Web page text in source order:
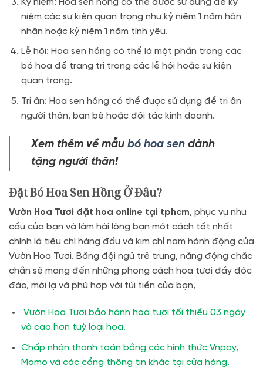
niệm các sự kiện quan trọng như kỷ niệm 1 năm hôn
nhân hoặc kỷ niệm 1 năm tình yêu.
Lễ hội: Hoa sen hồng có thể là một phần trong các
bó hoa để trang trí trong các lễ hội hoặc sự kiện
quan trọng.
Tri ân: Hoa sen hồng có thể được sử dụng để tri ân
người thân, bạn bè hoặc đối tác kinh doanh.
Xem thêm về mẫu bó hoa sen dành
tặng người thân!
Đặt Bó Hoa Sen Hồng Ở Đâu?
Vườn Hoa Tươi đặt hoa online tại tphcm, phục vụ nhu
cầu của bạn và làm hài lòng bạn một cách tốt nhất
chính là tiêu chí hàng đầu và kim chỉ nam hành động của
Vườn Hoa Tươi. Bằng đội ngủ trẻ trung, năng động chắc
chắn sẽ mang đến những phong cách hoa tươi đầy độc
đáo, mới lạ và phù hợp với túi tiền của bạn,
Vườn Hoa Tươi bảo hành hoa tươi tối thiểu 03 ngày
và cao hơn tuỳ loại hoa.
Chấp nhận thanh toán bằng các hình thức Vnpay,
Momo và các cổng thông tin khác tại cửa hàng.